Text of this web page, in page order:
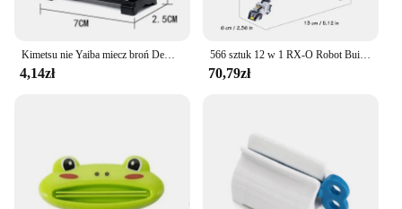
4,14zł
566 sztuk 12 w 1 RX-O Robot Building Blocks Zestawy klocków Zabawki Transform Cars Zabawki urodzinowe Dzieci Prezenty dla chłopców
70,79zł